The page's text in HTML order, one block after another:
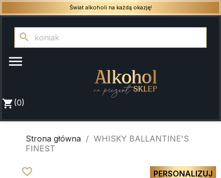
Świat alkoholi na każdą okazję!
search

shopping_cart (0)
Strona główna
WHISKY BALLANTINE'S
FINEST
favorite_border PERSONALIZUJ